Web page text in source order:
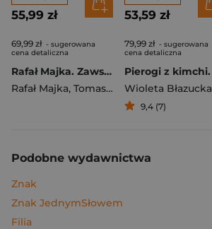
55,99 zł
69,99 zł - sugerowana
cena detaliczna
Rafał Majka. Zawsze z przodu. Rozmawia Tomasz Kalemba - książka z autografem
Rafał Majka, Tomasz Kalemba
53,59 zł
79,99 zł - sugerowana
cena detaliczna
Wioleta Błazucka
9,4 (7)
Podobne wydawnictwa
Znak
Znak JednymSłowem
Filia